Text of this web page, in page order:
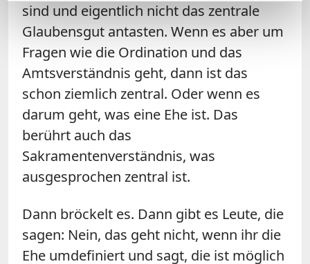
sind und eigentlich nicht das zentrale
Glaubensgut antasten. Wenn es aber um
Fragen wie die Ordination und das
Amtsverständnis geht, dann ist das
schon ziemlich zentral. Oder wenn es
darum geht, was eine Ehe ist. Das
berührt auch das
Sakramentenverständnis, was
ausgesprochen zentral ist.
Dann bröckelt es. Dann gibt es Leute, die
sagen: Nein, das geht nicht, wenn ihr die
Ehe umdefiniert und sagt, die ist möglich